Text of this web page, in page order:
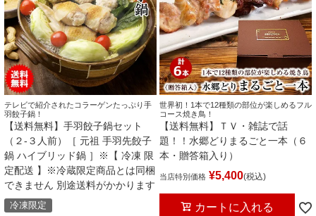
テレビで紹介されたコラーゲンたっぷり手
羽餃子鍋！
【送料無料】手羽餃子鍋セット
（２-３人前）［ 元祖 手羽先餃子
鍋 ハイブリッド鍋 ］※【 冷凍 限
定配送 】※冷蔵限定商品とは同梱
できません 別途送料がかかります
冷凍限定
世界初！1本で12種類の部位が楽しめるフル
コース焼き鳥！
【送料無料】ＴＶ・雑誌で話
題！！水郷どりまるごと一本（６
本・贈答箱入り）
当店特別価格 ¥5,400 税込
カートに入れる